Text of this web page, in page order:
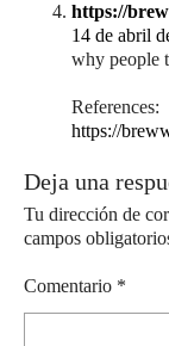
https://
14 de abril
why people
References:
https://
Deja una
Tu dirección de
campos
Comentario *